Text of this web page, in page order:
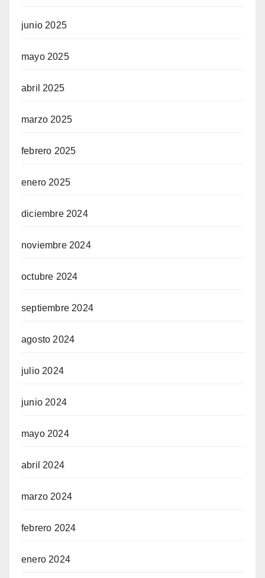
junio 2025
mayo 2025
abril 2025
marzo 2025
febrero 2025
enero 2025
diciembre 2024
noviembre 2024
octubre 2024
septiembre 2024
agosto 2024
julio 2024
junio 2024
mayo 2024
abril 2024
marzo 2024
febrero 2024
enero 2024